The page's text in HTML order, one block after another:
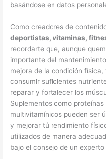
basándose en datos
Como creadores de
deportistas, vitaminas,
recordarte que, aunque
importante del
mejora de la condición
consumir suficientes
reparar y fortalecer los
Suplementos como proteínas
multivitamínicos pueden ser
y mejorar tú rendimiento
utilizados de manera
bajo el consejo de un